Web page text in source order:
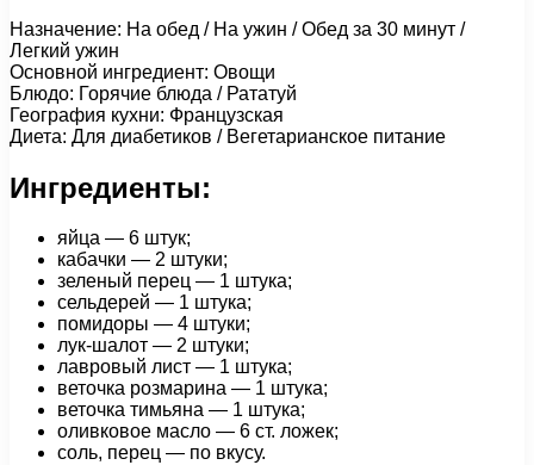
Назначение: На обед / На ужин / Обед за 30 минут /
Легкий ужин
Основной ингредиент: Овощи
Блюдо: Горячие блюда / Рататуй
География кухни: Французская
Диета: Для диабетиков / Вегетарианское питание
Ингредиенты:
яйца — 6 штук;
кабачки — 2 штуки;
зеленый перец — 1 штука;
сельдерей — 1 штука;
помидоры — 4 штуки;
лук-шалот — 2 штуки;
лавровый лист — 1 штука;
веточка розмарина — 1 штука;
веточка тимьяна — 1 штука;
оливковое масло — 6 ст. ложек;
соль, перец — по вкусу.